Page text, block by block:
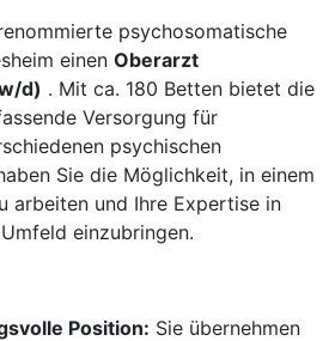
psychosomatische
einen Oberarzt
d) . Mit ca. 180 Betten bietet die
Versorgung für
psychischen
Sie die Möglichkeit, in einem
arbeiten und Ihre Expertise in
einzubringen.
Position: Sie übernehmen